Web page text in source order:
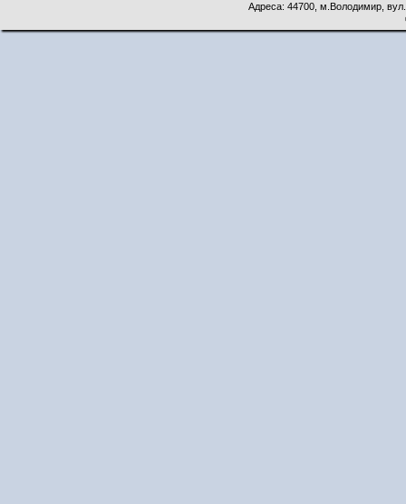
Адреса: 44700, м.Володимир,